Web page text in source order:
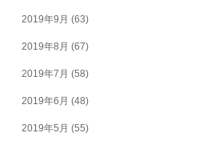
2019年9月 (63)
2019年8月 (67)
2019年7月 (58)
2019年6月 (48)
2019年5月 (55)